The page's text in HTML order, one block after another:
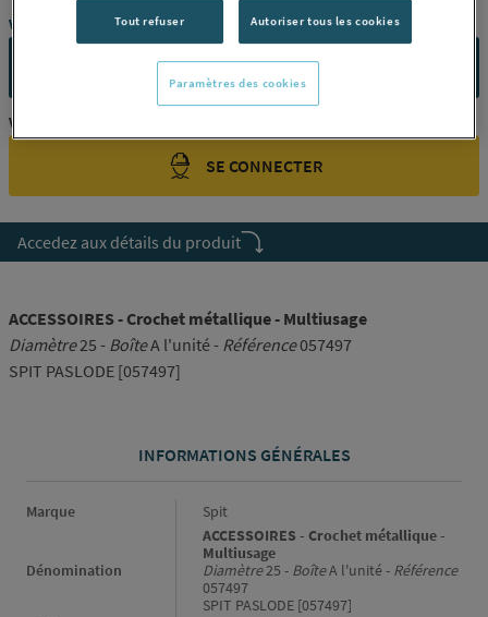
Vous avez un projet ?
CONTACTEZ-NOUS
Vous êtes un professionnel ?
SE CONNECTER
Accedez aux détails du produit
ACCESSOIRES - Crochet métallique - Multiusage
Diamètre25 - BoîteA l'unité - Référence057497
SPIT PASLODE [057497]
INFORMATIONS GÉNÉRALES
Informations générales
Marque Spit
Dénomination
ACCESSOIRES - Crochet métallique -
Multiusage
Diamètre25 - BoîteA l'unité - Référence
057497
SPIT PASLODE [057497]
Tout refuser Autoriser tous les cookies
Paramètres des cookies